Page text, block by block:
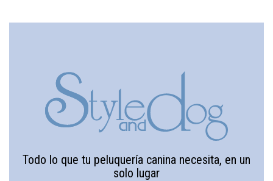
Todo lo que tu peluquería canina necesita, en un
solo lugar